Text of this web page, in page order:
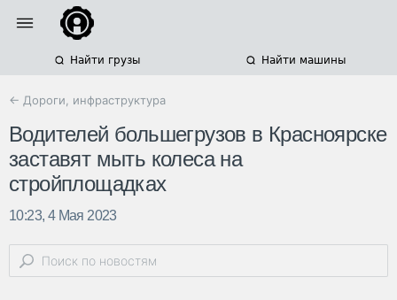
Найти грузы Найти машины
← Дороги, инфраструктура
Водителей большегрузов в Красноярске
заставят мыть колеса на
стройплощадках
10:23, 4 Мая 2023